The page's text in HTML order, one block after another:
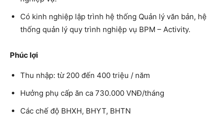
Có kinh nghiệp lập trình hệ thống Quản lý văn bản, hệ
thống quản lý quy trình nghiệp vụ BPM – Activity.
Phúc lợi
Thu nhập: từ 200 đến 400 triệu / năm
Hưởng phụ cấp ăn ca 730.000 VNĐ/tháng
Các chế độ BHXH, BHYT, BHTN